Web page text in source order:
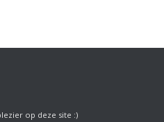
op deze site :)